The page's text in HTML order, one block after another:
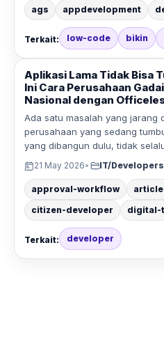
ags appdevelopment
Terkait: low-code bikin
Aplikasi Lama Tidak Bisa
Ini Cara Perusahaan
Nasional dengan
Ada satu masalah yang jarang
perusahaan yang sedang
yang dibangun dulu, tidak
21 May 2026• IT/Developers
approval-workflow
citizen-developer
digital-
Terkait: developer